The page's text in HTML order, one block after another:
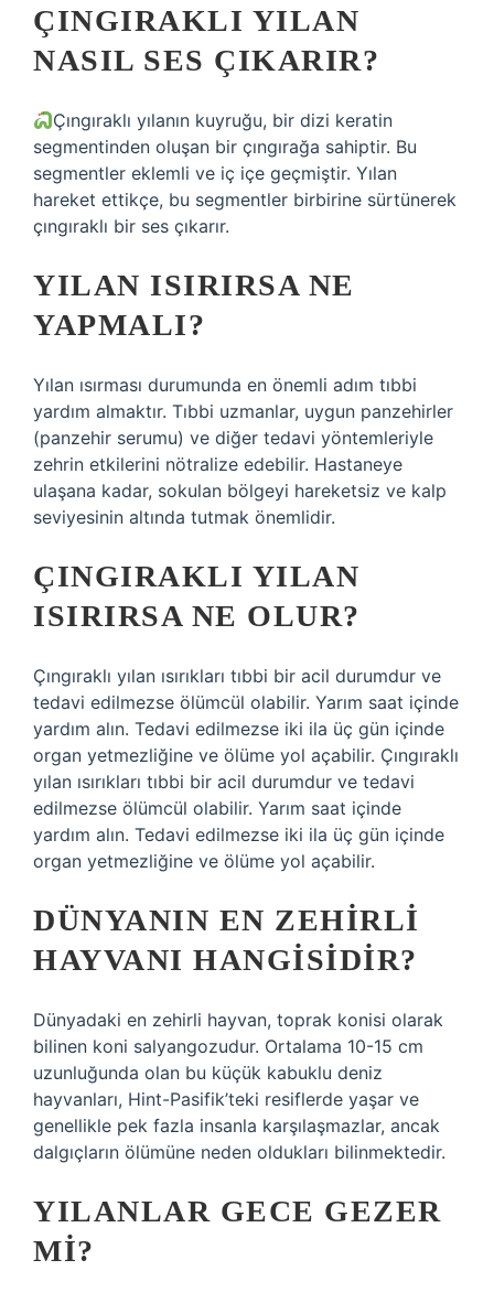
ÇINGIRAKLI YILAN
NASIL SES ÇIKARIR?
Çıngıraklı yılanın kuyruğu, bir dizi keratin
segmentinden oluşan bir çıngırağa sahiptir. Bu
segmentler eklemli ve iç içe geçmiştir. Yılan
hareket ettikçe, bu segmentler birbirine sürtünerek
çıngıraklı bir ses çıkarır.
YILAN ISIRIRSA NE
YAPMALI?
Yılan ısırması durumunda en önemli adım tıbbi
yardım almaktır. Tıbbi uzmanlar, uygun panzehirler
(panzehir serumu) ve diğer tedavi yöntemleriyle
zehrin etkilerini nötralize edebilir. Hastaneye
ulaşana kadar, sokulan bölgeyi hareketsiz ve kalp
seviyesinin altında tutmak önemlidir.
ÇINGIRAKLI YILAN
ISIRIRSA NE OLUR?
Çıngıraklı yılan ısırıkları tıbbi bir acil durumdur ve
tedavi edilmezse ölümcül olabilir. Yarım saat içinde
yardım alın. Tedavi edilmezse iki ila üç gün içinde
organ yetmezliğine ve ölüme yol açabilir. Çıngıraklı
yılan ısırıkları tıbbi bir acil durumdur ve tedavi
edilmezse ölümcül olabilir. Yarım saat içinde
yardım alın. Tedavi edilmezse iki ila üç gün içinde
organ yetmezliğine ve ölüme yol açabilir.
DÜNYANIN EN ZEHIRLI
HAYVANI HANGISIDIR?
Dünyadaki en zehirli hayvan, toprak konisi olarak
bilinen koni salyangozudur. Ortalama 10-15 cm
uzunluğunda olan bu küçük kabuklu deniz
hayvanları, Hint-Pasifik’teki resiflerde yaşar ve
genellikle pek fazla insanla karşılaşmazlar, ancak
dalgıçların ölümüne neden oldukları bilinmektedir.
YILANLAR GECE GEZER
MI?